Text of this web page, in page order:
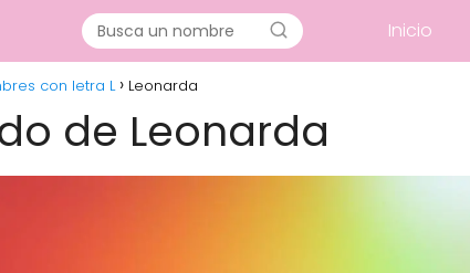
Inicio
con letra L Leonarda
de Leonarda